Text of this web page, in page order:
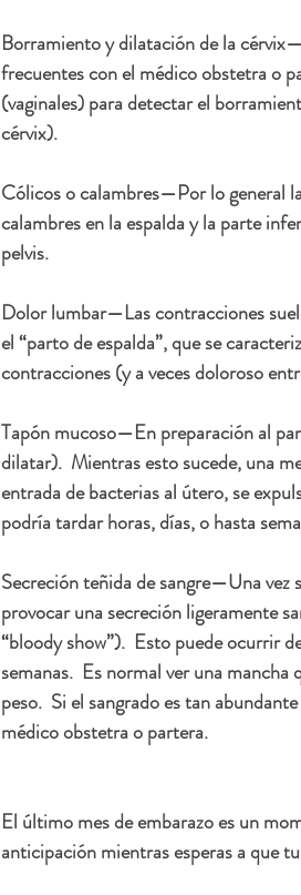
Borramiento y dilatación de la cérvix
frecuentes con el médico obstetra o
(vaginales) para detectar el
cérvix).
Cólicos o calambres—Por lo general
calambres en la espalda y la parte
pelvis.
Dolor lumbar—Las contracciones
el “parto de espalda”, que se
contracciones (y a veces doloroso
Tapón mucoso—En preparación al
dilatar).  Mientras esto sucede, una
entrada de bacterias al útero, se
podría tardar horas, días, o hasta
Secreción teñida de sangre—Una vez
provocar una secreción ligeramente
“bloody show”).  Esto puede ocurrir
semanas.  Es normal ver una
peso.  Si el sangrado es tan
médico obstetra o partera.
El último mes de embarazo es un
anticipación mientras esperas a que